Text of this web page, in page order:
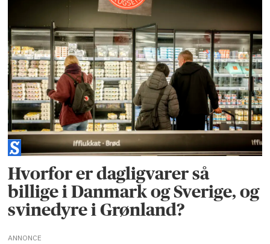
Hvorfor er dagligvarer så
billige i Danmark og Sverige, og
svinedyre i Grønland?
ANNONCE